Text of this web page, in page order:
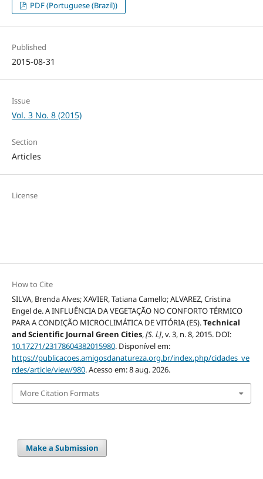
PDF (Portuguese (Brazil))
Published
2015-08-31
Issue
Vol. 3 No. 8 (2015)
Section
Articles
License
How to Cite
SILVA, Brenda Alves; XAVIER, Tatiana Camello; ALVAREZ, Cristina
Engel de. A INFLUÊNCIA DA VEGETAÇÃO NO CONFORTO TÉRMICO
PARA A CONDIÇÃO MICROCLIMÁTICA DE VITÓRIA (ES).Technical
and Scientific Journal Green Cities,[S. l.], v. 3, n. 8, 2015. DOI:
10.17271/23178604382015980. Disponível em:
https://publicacoes.amigosdanatureza.org.br/index.php/cidades_ve
rdes/article/view/980. Acesso em: 8 aug. 2026.
More Citation Formats
Make a Submission